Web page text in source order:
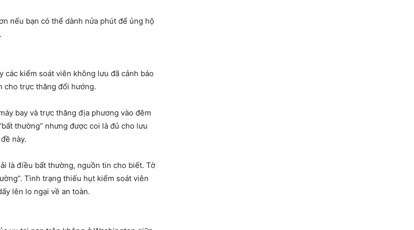
nếu bạn có thể dành nửa phút để ủng hộ
kiểm soát viên không lưu đã cảnh báo
cho trực thăng đổi hướng.
bay và trực thăng địa phương vào đêm
thường” nhưng được coi là đủ cho lưu
này.
là điều bất thường, nguồn tin cho biết. Tờ
Tình trạng thiếu hụt kiểm soát viên
lên lo ngại về an toàn.